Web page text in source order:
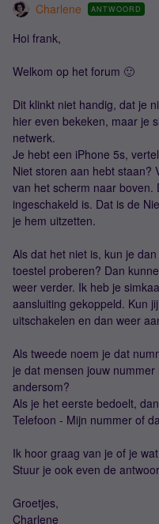
Charlene ANTWOORD
Hoi frank,
Welkom op het forum 🙂
Dit klinkt niet handig, dat je
hier even bekeken, maar je
netwerk.
Je hebt een iPhone 5s,
Niet storen aan hebt staan?
van het scherm naar boven.
ingeschakeld is. Dat is de
je hem uitzetten.
Als dat het niet is, kun je
toestel proberen? Dan
weer verder. Ik heb je
aansluiting gekoppeld. Kun
uitschakelen en dan weer
Als tweede noem je dat
je dat mensen jouw
andersom?
Als je het eerste bedoelt,
Telefoon - Mijn nummer of
Ik hoor graag van je of je
Stuur je ook even de
Groetjes,
Charlene